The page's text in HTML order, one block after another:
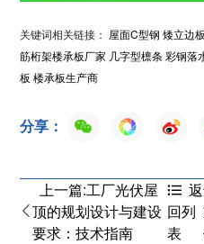
关键词相关链接： 屋面C型钢 矮立边板
筋桁架楼承板厂家 几字型檩条 彩钢落
板 楼承板生产商
分享：
上一篇:工厂光伏屋
顶的规划设计与建设
要求：技术指南
返
回列
表